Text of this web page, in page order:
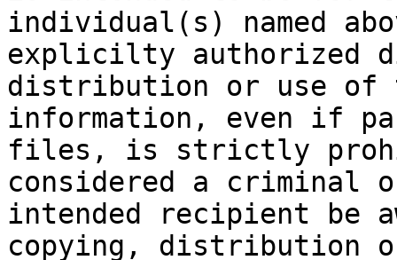
individual(s) named
explicilty authorized
distribution or use of
information, even if
files, is strictly
considered a criminal
intended recipient be
copying, distribution